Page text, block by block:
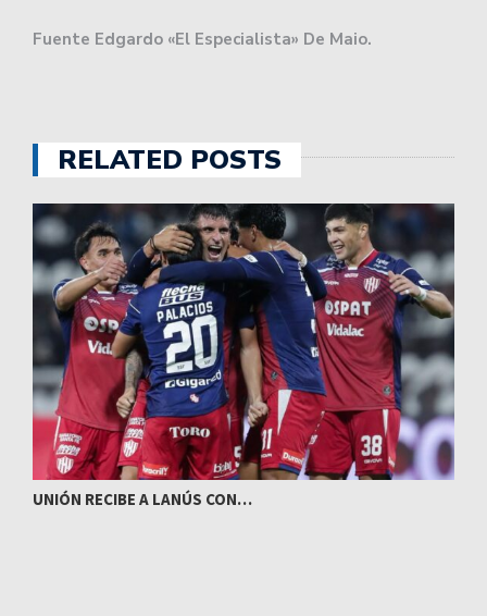
Fuente Edgardo «El Especialista» De Maio.
RELATED POSTS
UNIÓN RECIBE A LANÚS CON…